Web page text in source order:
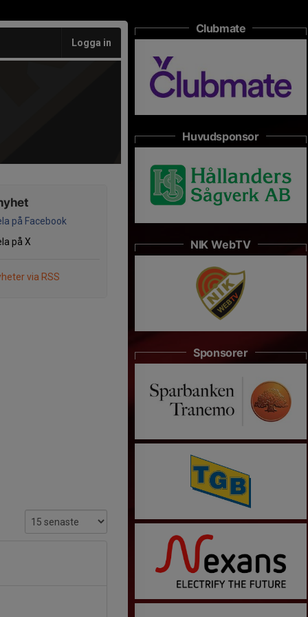
Logga in
på Facebook
på X
via RSS
Clubmate
Huvudsponsor
NIK WebTV
Sponsorer